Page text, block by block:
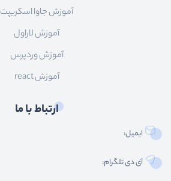
آموزش جاوا اسکریپت
آموزش لاراول
آموزش وردپرس
آموزش react
ارتباط با ما
ایمیل:
آی دی تلگرام: